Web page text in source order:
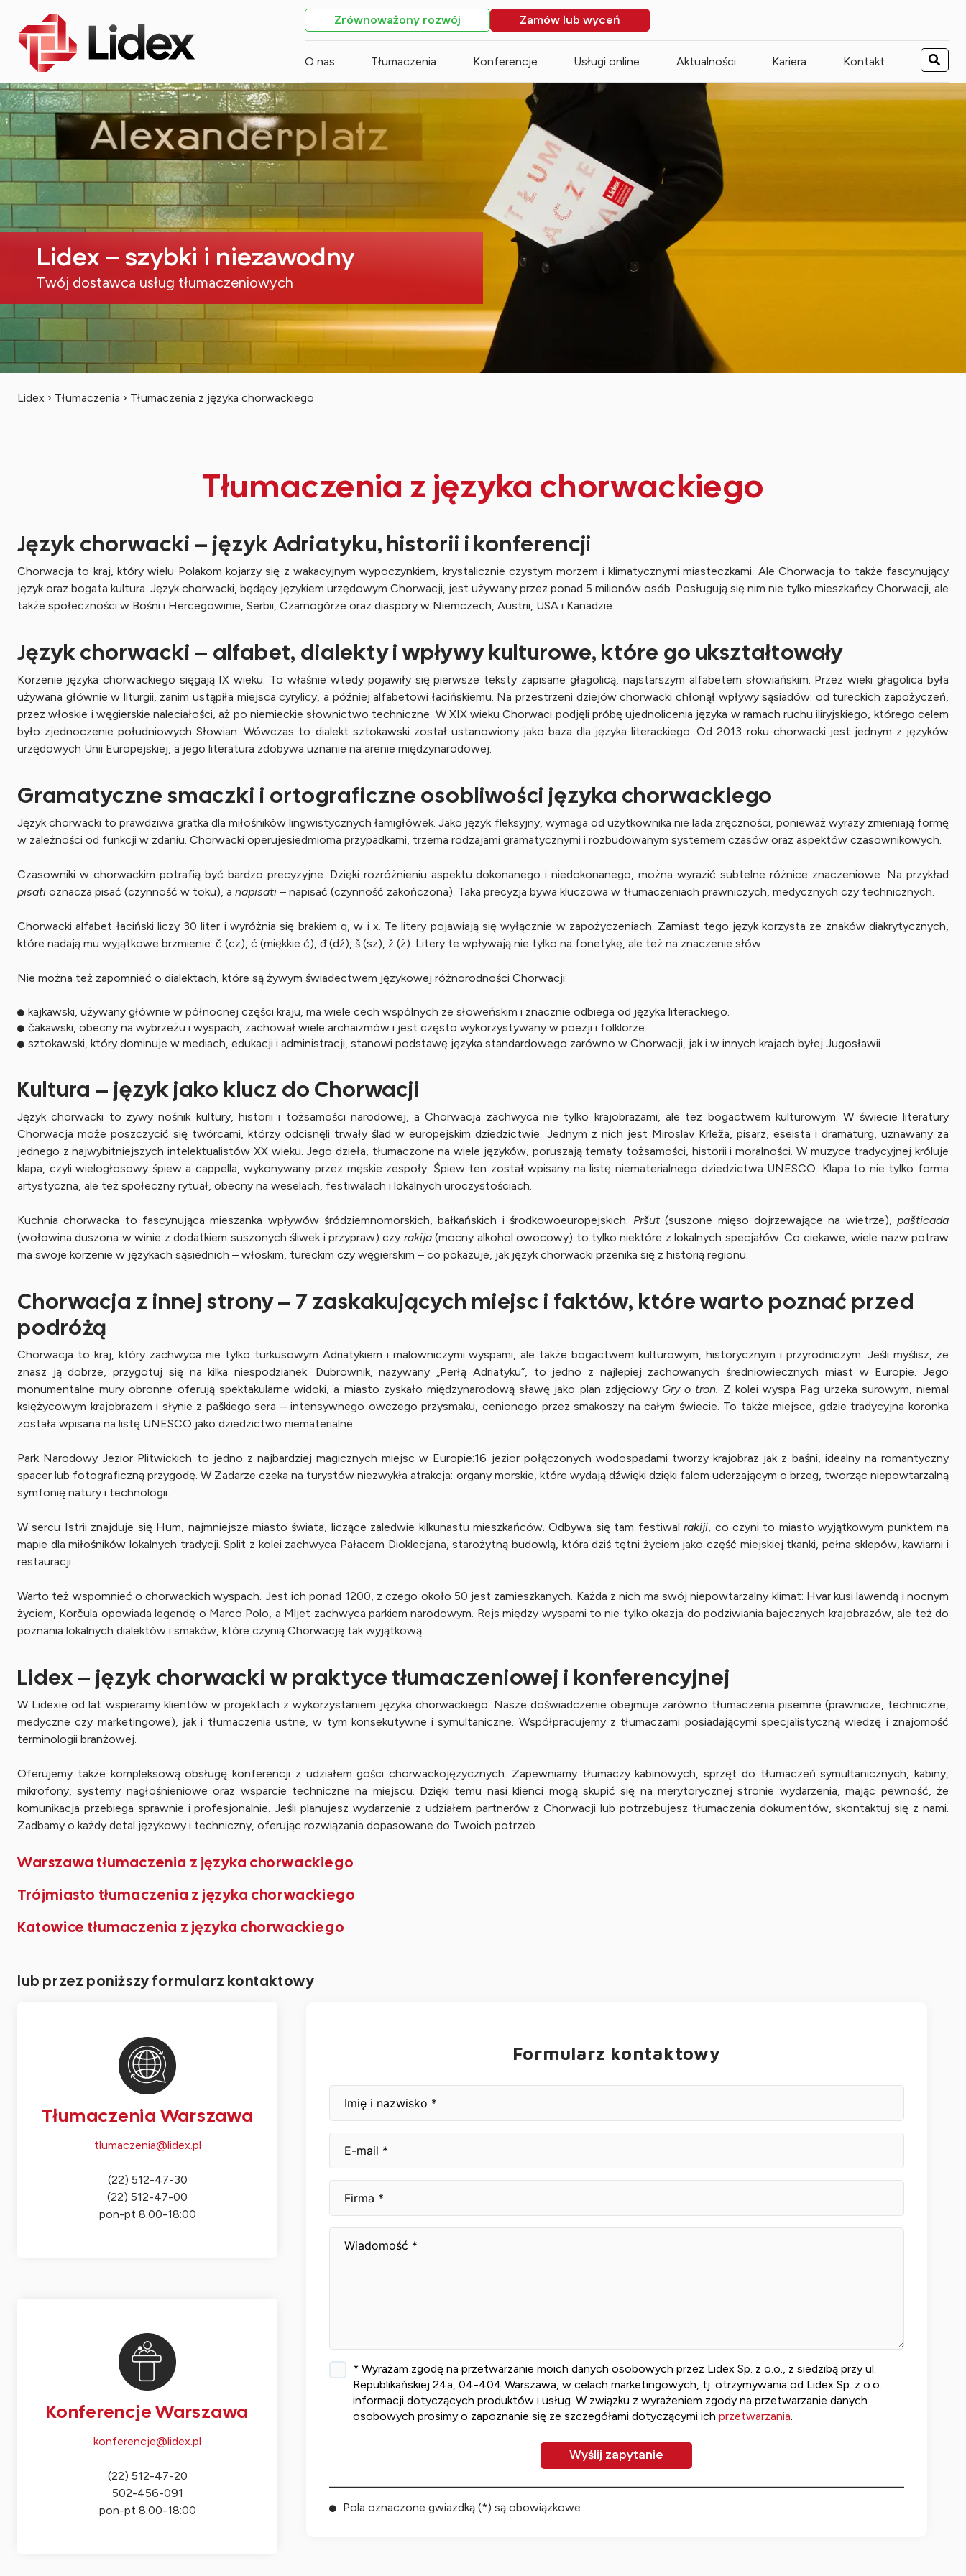
Zrównoważony rozwój Zamów lub wyceń
O nas Tłumaczenia Konferencje Usługi online Aktualności Kariera Kontakt
Lidex – szybki i niezawodny
Twój dostawca usług tłumaczeniowych
Lidex › Tłumaczenia › Tłumaczenia z języka chorwackiego
Tłumaczenia z języka chorwackiego
Język chorwacki – język Adriatyku, historii i konferencji
Chorwacja to kraj, który wielu Polakom kojarzy się z wakacyjnym wypoczynkiem, krystalicznie czystym morzem i klimatycznymi miasteczkami. Ale Chorwacja to także fascynujący
język oraz bogata kultura. Język chorwacki, będący językiem urzędowym Chorwacji, jest używany przez ponad 5 milionów osób. Posługują się nim nie tylko mieszkańcy Chorwacji, ale
także społeczności w Bośni i Hercegowinie, Serbii, Czarnogórze oraz diaspory w Niemczech, Austrii, USA i Kanadzie.
Język chorwacki – alfabet, dialekty i wpływy kulturowe, które go ukształtowały
Korzenie języka chorwackiego sięgają IX wieku. To właśnie wtedy pojawiły się pierwsze teksty zapisane głagolicą, najstarszym alfabetem słowiańskim. Przez wieki głagolica była
używana głównie w liturgii, zanim ustąpiła miejsca cyrylicy, a później alfabetowi łacińskiemu. Na przestrzeni dziejów chorwacki chłonął wpływy sąsiadów: od tureckich zapożyczeń,
przez włoskie i węgierskie naleciałości, aż po niemieckie słownictwo techniczne. W XIX wieku Chorwaci podjęli próbę ujednolicenia języka w ramach ruchu iliryjskiego, którego celem
było zjednoczenie południowych Słowian. Wówczas to dialekt sztokawski został ustanowiony jako baza dla języka literackiego. Od 2013 roku chorwacki jest jednym z języków
urzędowych Unii Europejskiej, a jego literatura zdobywa uznanie na arenie międzynarodowej.
Gramatyczne smaczki i ortograficzne osobliwości języka chorwackiego
Język chorwacki to prawdziwa gratka dla miłośników lingwistycznych łamigłówek. Jako język fleksyjny, wymaga od użytkownika nie lada zręczności, ponieważ wyrazy zmieniają formę
w zależności od funkcji w zdaniu. Chorwacki operujesiedmioma przypadkami, trzema rodzajami gramatycznymi i rozbudowanym systemem czasów oraz aspektów czasownikowych.
Czasowniki w chorwackim potrafią być bardzo precyzyjne. Dzięki rozróżnieniu aspektu dokonanego i niedokonanego, można wyrazić subtelne różnice znaczeniowe. Na przykład
pisati oznacza pisać (czynność w toku), a napisati – napisać (czynność zakończona). Taka precyzja bywa kluczowa w tłumaczeniach prawniczych, medycznych czy technicznych.
Chorwacki alfabet łaciński liczy 30 liter i wyróżnia się brakiem q, w i x. Te litery pojawiają się wyłącznie w zapożyczeniach. Zamiast tego język korzysta ze znaków diakrytycznych,
które nadają mu wyjątkowe brzmienie: č (cz), ć (miękkie ć), đ (dź), š (sz), ž (ż). Litery te wpływają nie tylko na fonetykę, ale też na znaczenie słów.
Nie można też zapomnieć o dialektach, które są żywym świadectwem językowej różnorodności Chorwacji:
kajkawski, używany głównie w północnej części kraju, ma wiele cech wspólnych ze słoweńskim i znacznie odbiega od języka literackiego.
čakawski, obecny na wybrzeżu i wyspach, zachował wiele archaizmów i jest często wykorzystywany w poezji i folklorze.
sztokawski, który dominuje w mediach, edukacji i administracji, stanowi podstawę języka standardowego zarówno w Chorwacji, jak i w innych krajach byłej Jugosławii.
Kultura – język jako klucz do Chorwacji
Język chorwacki to żywy nośnik kultury, historii i tożsamości narodowej, a Chorwacja zachwyca nie tylko krajobrazami, ale też bogactwem kulturowym. W świecie literatury
Chorwacja może poszczycić się twórcami, którzy odcisnęli trwały ślad w europejskim dziedzictwie. Jednym z nich jest Miroslav Krleža, pisarz, eseista i dramaturg, uznawany za
jednego z najwybitniejszych intelektualistów XX wieku. Jego dzieła, tłumaczone na wiele języków, poruszają tematy tożsamości, historii i moralności. W muzyce tradycyjnej króluje
klapa, czyli wielogłosowy śpiew a cappella, wykonywany przez męskie zespoły. Śpiew ten został wpisany na listę niematerialnego dziedzictwa UNESCO. Klapa to nie tylko forma
artystyczna, ale też społeczny rytuał, obecny na weselach, festiwalach i lokalnych uroczystościach.
Kuchnia chorwacka to fascynująca mieszanka wpływów śródziemnomorskich, bałkańskich i środkowoeuropejskich. Pršut (suszone mięso dojrzewające na wietrze), pašticada
(wołowina duszona w winie z dodatkiem suszonych śliwek i przypraw) czy rakija(mocny alkohol owocowy) to tylko niektóre z lokalnych specjałów. Co ciekawe, wiele nazw potraw
ma swoje korzenie w językach sąsiednich – włoskim, tureckim czy węgierskim – co pokazuje, jak język chorwacki przenika się z historią regionu.
Chorwacja z innej strony – 7 zaskakujących miejsc i faktów, które warto poznać przed
podróżą
Chorwacja to kraj, który zachwyca nie tylko turkusowym Adriatykiem i malowniczymi wyspami, ale także bogactwem kulturowym, historycznym i przyrodniczym. Jeśli myślisz, że
znasz ją dobrze, przygotuj się na kilka niespodzianek. Dubrownik, nazywany „Perłą Adriatyku”, to jedno z najlepiej zachowanych średniowiecznych miast w Europie. Jego
monumentalne mury obronne oferują spektakularne widoki, a miasto zyskało międzynarodową sławę jako plan zdjęciowy Gry o tron. Z kolei wyspa Pag urzeka surowym, niemal
księżycowym krajobrazem i słynie z paškiego sera – intensywnego owczego przysmaku, cenionego przez smakoszy na całym świecie. To także miejsce, gdzie tradycyjna koronka
została wpisana na listę UNESCO jako dziedzictwo niematerialne.
Park Narodowy Jezior Plitwickich to jedno z najbardziej magicznych miejsc w Europie:16 jezior połączonych wodospadami tworzy krajobraz jak z baśni, idealny na romantyczny
spacer lub fotograficzną przygodę. W Zadarze czeka na turystów niezwykła atrakcja: organy morskie, które wydają dźwięki dzięki falom uderzającym o brzeg, tworząc niepowtarzalną
symfonię natury i technologii.
W sercu Istrii znajduje się Hum, najmniejsze miasto świata, liczące zaledwie kilkunastu mieszkańców. Odbywa się tam festiwalrakiji, co czyni to miasto wyjątkowym punktem na
mapie dla miłośników lokalnych tradycji. Split z kolei zachwyca Pałacem Dioklecjana, starożytną budowlą, która dziś tętni życiem jako część miejskiej tkanki, pełna sklepów, kawiarni i
restauracji.
Warto też wspomnieć o chorwackich wyspach. Jest ich ponad 1200, z czego około 50 jest zamieszkanych. Każda z nich ma swój niepowtarzalny klimat: Hvar kusi lawendą i nocnym
życiem, Korčula opowiada legendę o Marco Polo, a Mljet zachwyca parkiem narodowym. Rejs między wyspami to nie tylko okazja do podziwiania bajecznych krajobrazów, ale też do
poznania lokalnych dialektów i smaków, które czynią Chorwację tak wyjątkową.
Lidex – język chorwacki w praktyce tłumaczeniowej i konferencyjnej
W Lidexie od lat wspieramy klientów w projektach z wykorzystaniem języka chorwackiego. Nasze doświadczenie obejmuje zarówno tłumaczenia pisemne (prawnicze, techniczne,
medyczne czy marketingowe), jak i tłumaczenia ustne, w tym konsekutywne i symultaniczne. Współpracujemy z tłumaczami posiadającymi specjalistyczną wiedzę i znajomość
terminologii branżowej.
Oferujemy także kompleksową obsługę konferencji z udziałem gości chorwackojęzycznych. Zapewniamy tłumaczy kabinowych, sprzęt do tłumaczeń symultanicznych, kabiny,
mikrofony, systemy nagłośnieniowe oraz wsparcie techniczne na miejscu. Dzięki temu nasi klienci mogą skupić się na merytorycznej stronie wydarzenia, mając pewność, że
komunikacja przebiega sprawnie i profesjonalnie. Jeśli planujesz wydarzenie z udziałem partnerów z Chorwacji lub potrzebujesz tłumaczenia dokumentów, skontaktuj się z nami.
Zadbamy o każdy detal językowy i techniczny, oferując rozwiązania dopasowane do Twoich potrzeb.
Warszawa tłumaczenia z języka chorwackiego
Trójmiasto tłumaczenia z języka chorwackiego
Katowice tłumaczenia z języka chorwackiego
lub przez poniższy formularz kontaktowy
Tłumaczenia Warszawa
tlumaczenia@lidex.pl
(22) 512-47-30
(22) 512-47-00
pon-pt 8:00-18:00
Konferencje Warszawa
konferencje@lidex.pl
(22) 512-47-20
502-456-091
pon-pt 8:00-18:00
Formularz kontaktowy
* Wyrażam zgodę na przetwarzanie moich danych osobowych przez Lidex Sp. z o.o., z siedzibą przy ul.
Republikańskiej 24a, 04-404 Warszawa, w celach marketingowych, tj. otrzymywania od Lidex Sp. z o.o.
informacji dotyczących produktów i usług. W związku z wyrażeniem zgody na przetwarzanie danych
osobowych prosimy o zapoznanie się ze szczegółami dotyczącymi ich przetwarzania.
Pola oznaczone gwiazdką (*) są obowiązkowe.